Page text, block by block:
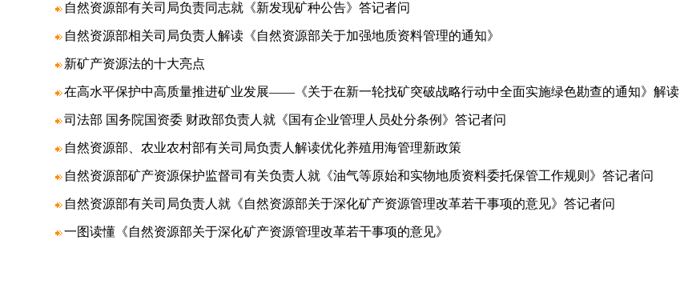
自然资源部有关司局负责同志就《新发现矿种公告》答记者问
自然资源部相关司局负责人解读《自然资源部关于加强地质资料管理的通知》
新矿产资源法的十大亮点
在高水平保护中高质量推进矿业发展——《关于在新一轮找矿突破战略行动中全面实施绿色勘查的通知》解读
司法部 国务院国资委 财政部负责人就《国有企业管理人员处分条例》答记者问
自然资源部、农业农村部有关司局负责人解读优化养殖用海管理新政策
自然资源部矿产资源保护监督司有关负责人就《油气等原始和实物地质资料委托保管工作规则》答记者问
自然资源部有关司局负责人就《自然资源部关于深化矿产资源管理改革若干事项的意见》答记者问
一图读懂《自然资源部关于深化矿产资源管理改革若干事项的意见》